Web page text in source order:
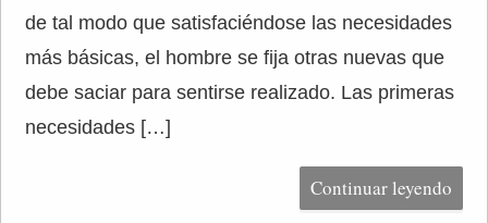
de tal modo que satisfaciéndose las necesidades
más básicas, el hombre se fija otras nuevas que
debe saciar para sentirse realizado. Las primeras
necesidades […]
Continuar leyendo